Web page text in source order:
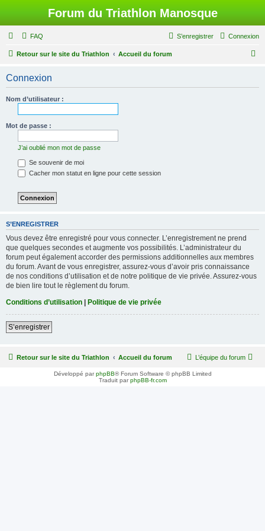
Forum du Triathlon Manosque
FAQ Connexion
S’enregistrer
Retour sur le site du Triathlon Accueil du forum
Connexion
Nom d’utilisateur :
Mot de passe :
J’ai oublié mon mot de passe
Se souvenir de moi
Cacher mon statut en ligne pour cette session
S’ENREGISTRER
Vous devez être enregistré pour vous connecter. L’enregistrement ne prend
que quelques secondes et augmente vos possibilités. L’administrateur du
forum peut également accorder des permissions additionnelles aux membres
du forum. Avant de vous enregistrer, assurez-vous d’avoir pris connaissance
de nos conditions d’utilisation et de notre politique de vie privée. Assurez-vous
de bien lire tout le règlement du forum.
Conditions d’utilisation | Politique de vie privée
S’enregistrer
Retour sur le site du Triathlon Accueil du forum L’équipe du forum
Développé parphpBB® Forum Software © phpBB Limited
Traduit parphpBB-fr.com